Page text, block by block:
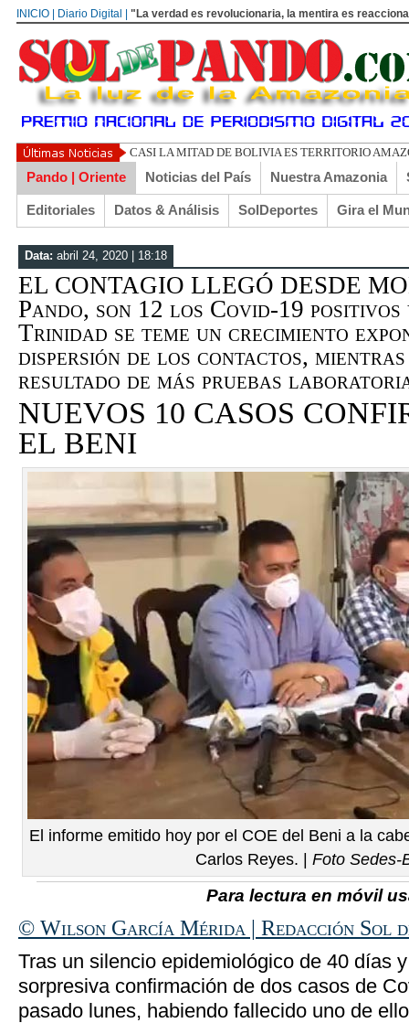
INICIO | Diario Digital | "La verdad es revolucionaria, la mentira es
UN LIBERT
Pando | Oriente Noticias del País Nuestra Amazonia
Editoriales Datos & Análisis SolDeportes Gira el
Data: abril 24, 2020 | 18:18
EL CONTAGIO LLEGÓ DESDE
Pando, son 12 los Covid-19
Trinidad se teme un crecimiento
dispersión de los contactos,
resultado de más pruebas
NUEVOS 10 CASOS
EL BENI
El informe emitido hoy por el COE del Beni a la
Carlos Reyes. | Foto Sedes-
Para lectura en móvil
© Wilson García Mérida | Redacción Sol
Tras un silencio epidemiológico de 40 días
sorpresiva confirmación de dos casos de
pasado lunes, habiendo fallecido uno de